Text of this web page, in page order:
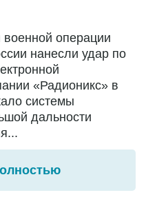
операции
нанесли удар по
«Радионикс» в
системы
дальности